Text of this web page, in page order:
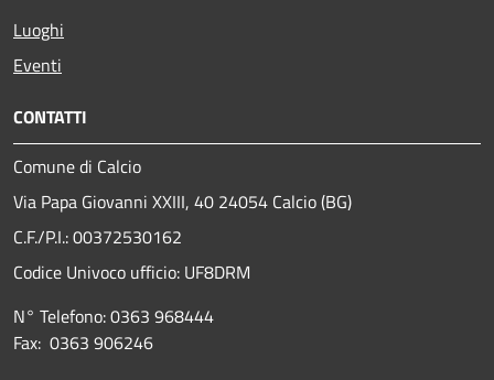
Luoghi
Eventi
CONTATTI
Comune di Calcio
Via Papa Giovanni XXIII, 40 24054 Calcio (BG)
C.F./P.I.: 00372530162
Codice Univoco ufficio: UF8DRM
N° Telefono: 0363 968444
Fax: 0363 906246